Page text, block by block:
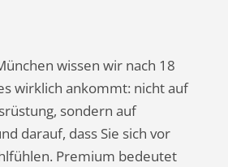
wissen wir nach 18
wirklich ankommt: nicht auf
sondern auf
darauf, dass Sie sich vor
Premium bedeutet